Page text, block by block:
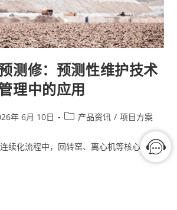
测修：预测性维护技术
理中的应用
年 6月 10日 产品资讯 / 项目方案
续化流程中，回转窑、离心机等核心设备